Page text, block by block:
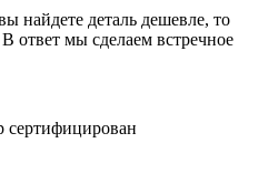
найдете деталь дешевле, то
ответ мы сделаем встречное
сертифицирован